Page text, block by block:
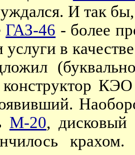
И так
ГАЗ-46 - более
услуги в
конструктор
М-20, дисковый